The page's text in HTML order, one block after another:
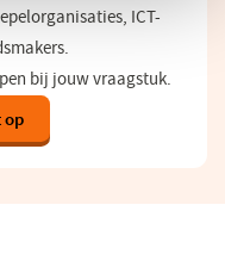
ICT-
bij jouw vraagstuk.
op